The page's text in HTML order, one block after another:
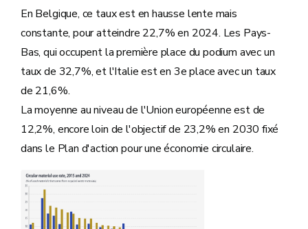
En Belgique, ce taux est en hausse lente mais
constante, pour atteindre 22,7% en 2024. Les Pays-
Bas, qui occupent la première place du podium avec un
taux de 32,7%, et l'Italie est en 3e place avec un taux
de 21,6%.
La moyenne au niveau de l'Union européenne est de
12,2%, encore loin de l'objectif de 23,2% en 2030 fixé
dans le Plan d'action pour une économie circulaire.